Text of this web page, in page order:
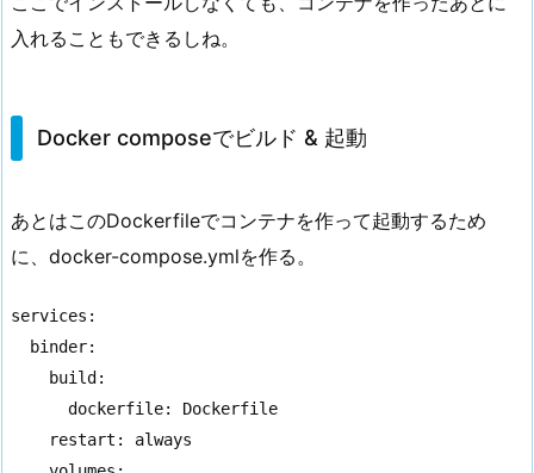
入れることもできるしね。
Docker composeでビルド & 起動
あとはこのDockerfileでコンテナを作って起動するため
に、docker-compose.ymlを作る。
services: